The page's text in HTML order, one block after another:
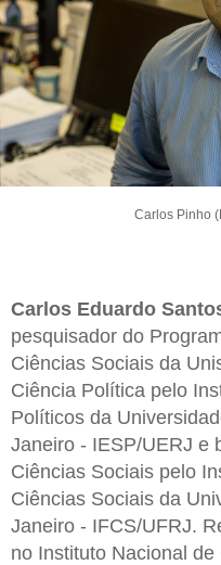
Carlos Pinho
Carlos Eduardo
pesquisador do
Ciências Sociais da
Ciência Política pelo
Políticos da
Janeiro - IESP/UERJ e
Ciências Sociais pelo
Ciências Sociais da
Janeiro - IFCS/UFRJ.
no Instituto Nacional